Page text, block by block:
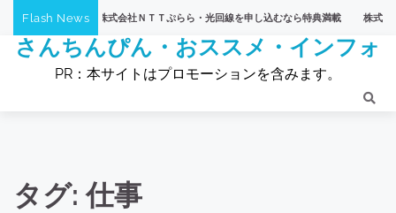
content
Flash News
ショッピング】株式会社ＮＴＴぷらら・光回線を申し込むなら特典満載 株式会社Ｎ
さんちんぴん・おススメ・インフォ
PR：本サイトはプロモーションを含みます。
タグ:仕事